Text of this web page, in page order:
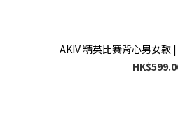
AKIV 精英比賽背心男女款